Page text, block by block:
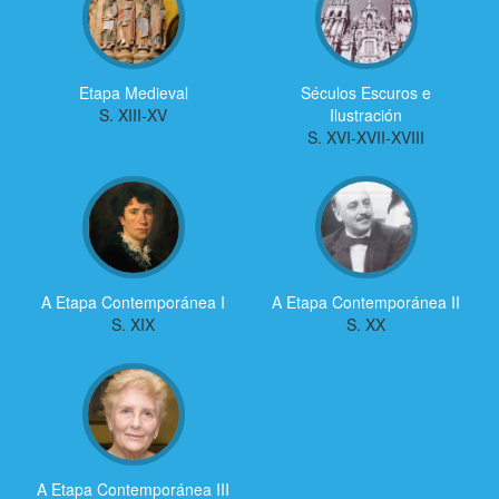
Etapa Medieval
S. XIII-XV
Séculos Escuros e
Ilustración
S. XVI-XVII-XVIII
A Etapa Contemporánea I
S. XIX
A Etapa Contemporánea II
S. XX
A Etapa Contemporánea III